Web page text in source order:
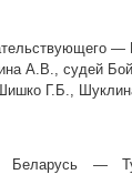
—
А.В., судей
Г.Б.,
Беларусь —